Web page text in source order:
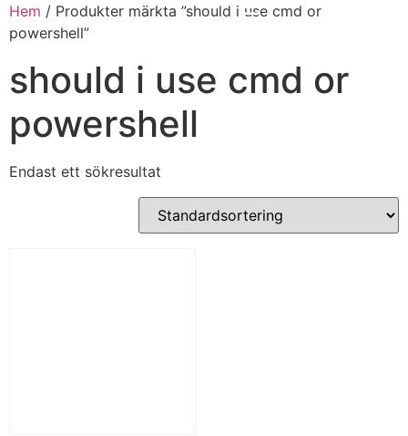
Hem / Produkter märkta ”should i use cmd or
powershell”
should i use cmd or
powershell
Endast ett sökresultat